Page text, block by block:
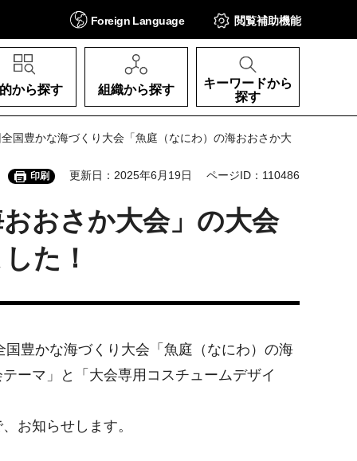
Foreign Language 閲覧補助機能
から探す 組織から探す
キーワードから
探す
国豊かな海づくり大会「魚庭（なにわ）の海おおさか大
印刷 更新日：2025年6月19日 ページID：110486
おさか大会」の大会
た！
豊かな海づくり大会「魚庭（なにわ）の海
ーマ」と「大会専用コスチュームデザイ
お知らせします。